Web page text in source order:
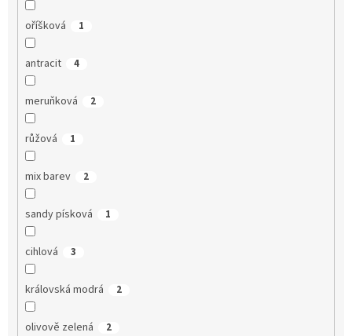
oříšková 1
antracit 4
meruňková 2
růžová 1
mix barev 2
sandy písková 1
cihlová 3
královská modrá 2
olivově zelená 2